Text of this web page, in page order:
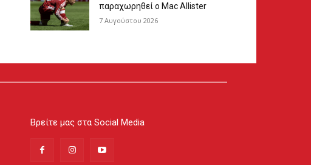
παραχωρηθεί ο Mac Allister
7 Αυγούστου 2026
Βρείτε μας στα Social Media